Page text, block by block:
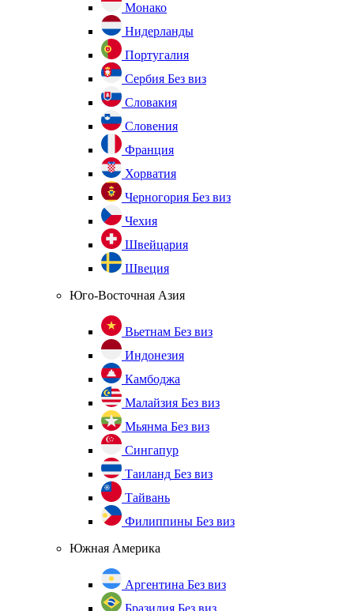
Монако
Нидерланды
Португалия
Сербия Без виз
Словакия
Словения
Франция
Хорватия
Черногория Без виз
Чехия
Швейцария
Швеция
Юго-Восточная Азия
Вьетнам Без виз
Индонезия
Камбоджа
Малайзия Без виз
Мьянма Без виз
Сингапур
Таиланд Без виз
Тайвань
Филиппины Без виз
Южная Америка
Аргентина Без виз
Бразилия Без виз